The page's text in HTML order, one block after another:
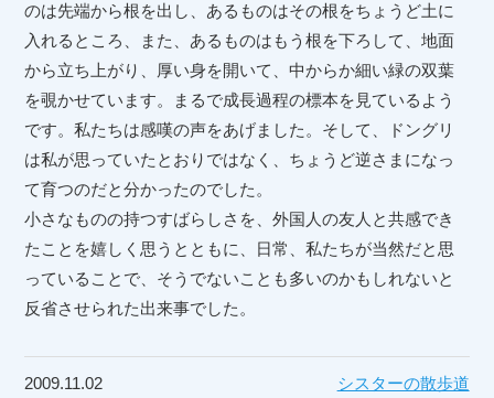
のは先端から根を出し、あるものはその根をちょうど土に
入れるところ、また、あるものはもう根を下ろして、地面
から立ち上がり、厚い身を開いて、中からか細い緑の双葉
を覗かせています。まるで成長過程の標本を見ているよう
です。私たちは感嘆の声をあげました。そして、ドングリ
は私が思っていたとおりではなく、ちょうど逆さまになっ
て育つのだと分かったのでした。
小さなものの持つすばらしさを、外国人の友人と共感でき
たことを嬉しく思うとともに、日常、私たちが当然だと思
っていることで、そうでないことも多いのかもしれないと
反省させられた出来事でした。
2009.11.02 シスターの散歩道